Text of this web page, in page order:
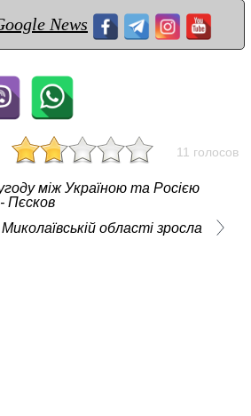
News
11 голосов
між Україною та Росією
Пєсков
області зросла